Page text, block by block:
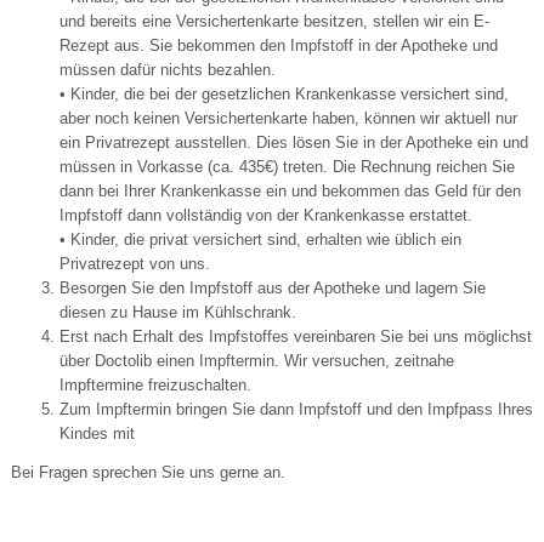
und bereits eine Versichertenkarte besitzen, stellen wir ein E-
Rezept aus. Sie bekommen den Impfstoff in der Apotheke und
müssen dafür nichts bezahlen.
• Kinder, die bei der gesetzlichen Krankenkasse versichert sind,
aber noch keinen Versichertenkarte haben, können wir aktuell nur
ein Privatrezept ausstellen. Dies lösen Sie in der Apotheke ein und
müssen in Vorkasse (ca. 435€) treten. Die Rechnung reichen Sie
dann bei Ihrer Krankenkasse ein und bekommen das Geld für den
Impfstoff dann vollständig von der Krankenkasse erstattet.
• Kinder, die privat versichert sind, erhalten wie üblich ein
Privatrezept von uns.
Besorgen Sie den Impfstoff aus der Apotheke und lagern Sie
diesen zu Hause im Kühlschrank.
Erst nach Erhalt des Impfstoffes vereinbaren Sie bei uns möglichst
über Doctolib einen Impftermin. Wir versuchen, zeitnahe
Impftermine freizuschalten.
Zum Impftermin bringen Sie dann Impfstoff und den Impfpass Ihres
Kindes mit
Bei Fragen sprechen Sie uns gerne an.